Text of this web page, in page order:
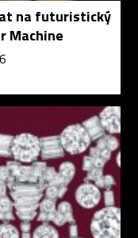
na futuristický
Machine